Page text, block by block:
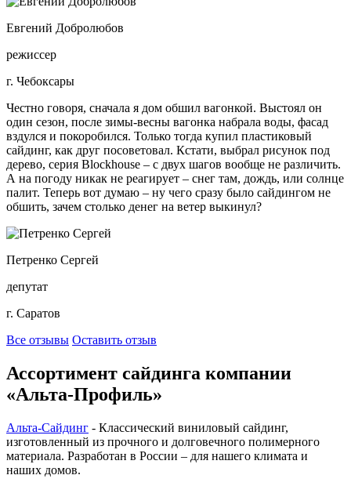
Евгений Добролюбов
режиссер
г. Чебоксары
Честно говоря, сначала я дом обшил вагонкой. Выстоял он
один сезон, после зимы-весны вагонка набрала воды, фасад
вздулся и покоробился. Только тогда купил пластиковый
сайдинг, как друг посоветовал. Кстати, выбрал рисунок под
дерево, серия Blockhouse – с двух шагов вообще не различить.
А на погоду никак не реагирует – снег там, дождь, или солнце
палит. Теперь вот думаю – ну чего сразу было сайдингом не
обшить, зачем столько денег на ветер выкинул?
Петренко Сергей
депутат
г. Саратов
Все отзывы Оставить отзыв
Ассортимент сайдинга компании
«Альта-Профиль»
Альта-Сайдинг - Классический виниловый сайдинг,
изготовленный из прочного и долговечного полимерного
материала. Разработан в России – для нашего климата и
наших домов.